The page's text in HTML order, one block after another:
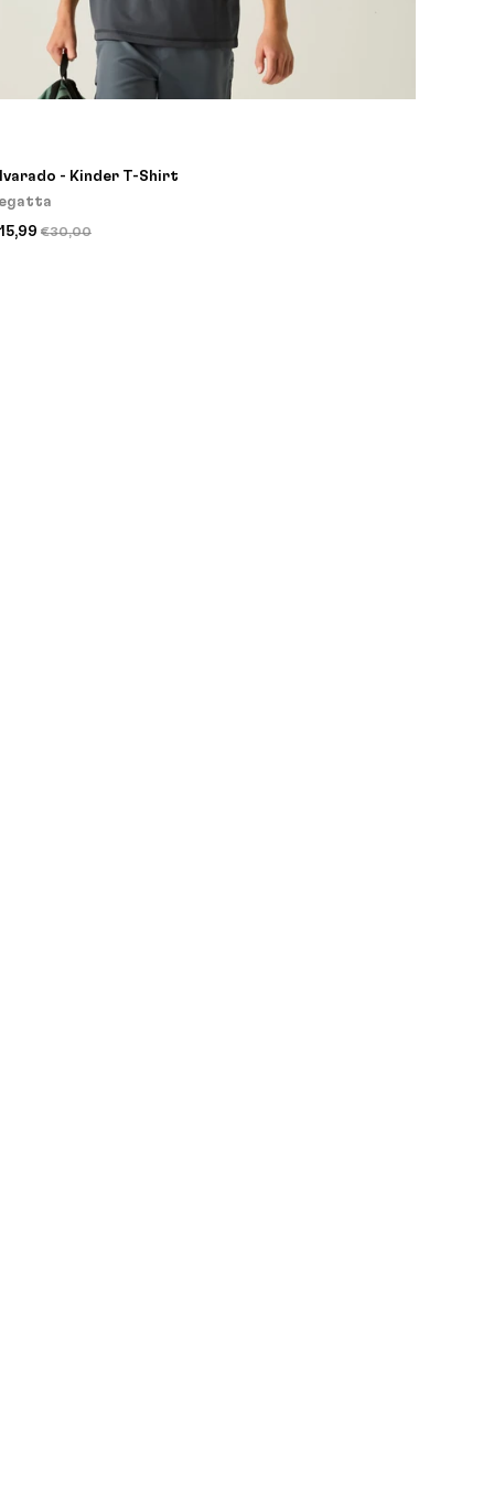
- Kinder T-Shirt
€30,00